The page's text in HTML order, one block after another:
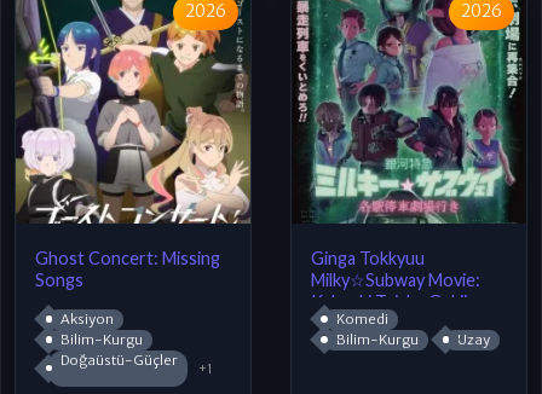
2026
Ghost Concert: Missing
Songs
Aksiyon
Bilim-Kurgu
Doğaüstü-Güçler
+1
2026
Ginga Tokkyuu
Milky☆Subway Movie:
Kakueki Teisha Gekijou
YukiKomedi
Bilim-Kurgu
Uzay